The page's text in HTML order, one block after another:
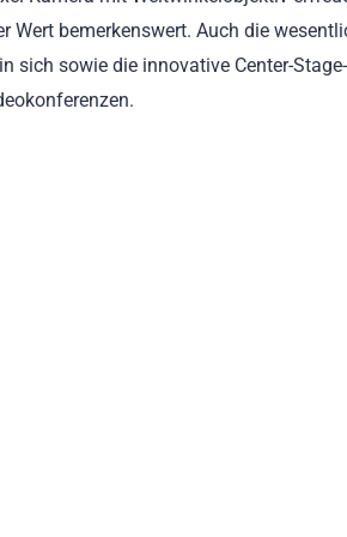
Wert bemerkenswert. Auch die
sich sowie die innovative Center-Stage-